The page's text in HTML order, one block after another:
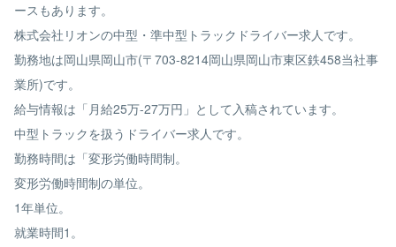
ースもあります。
株式会社リオンの中型・準中型トラックドライバー求人です。
勤務地は岡山県岡山市(〒703-8214岡山県岡山市東区鉄458当社事
業所)です。
給与情報は「月給25万-27万円」として入稿されています。
中型トラックを扱うドライバー求人です。
勤務時間は「変形労働時間制。
変形労働時間制の単位。
1年単位。
就業時間1。